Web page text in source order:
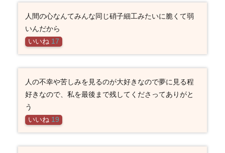
人間の心なんてみんな同じ硝子細工みたいに脆くて弱
いんだから
いいね 17
人の不幸や苦しみを見るのが大好きなので夢に見る程
好きなので、私を最後まで残してくださってありがと
う
いいね 19